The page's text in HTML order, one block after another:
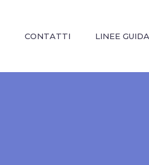
CONTATTI LINEE GUIDA